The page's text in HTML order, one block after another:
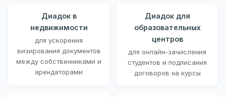
Диадок в
недвижимости
для ускорения
визирования документов
между собственниками и
арендаторами
Диадок для
образовательных
центров
для онлайн-зачисления
студентов и подписания
договоров на курсы